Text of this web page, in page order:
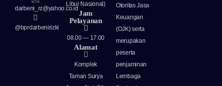
darbeni_rz@yahoo.co.id
@bprdarbenirizki
Libur Nasional)​
Jam
Pelayanan
08.00 — 17.00
Alamat
Komplek
Taman Surya
Otoritas Jasa
Keuangan
(OJK) serta
merupakan
peserta
penjaminan
Lembaga